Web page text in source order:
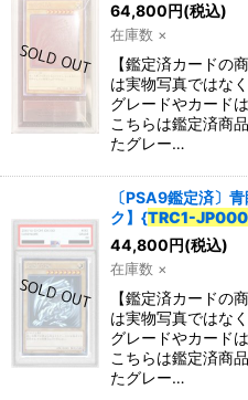
64,800円(税込)
在庫数 ×
【鑑定済カードの
は実物写真ではな
グレードやカード
こちらは鑑定済商
たグレー…
〔PSA9鑑定済〕
ク】{TRC1-JP000
44,800円(税込)
在庫数 ×
【鑑定済カードの
は実物写真ではな
グレードやカード
こちらは鑑定済商
たグレー…